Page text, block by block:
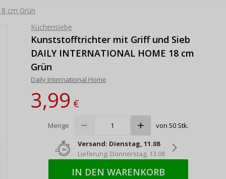
cm Grün
Küchensiebe
Kunststofftrichter mit Griff und Sieb
DAILY INTERNATIONAL HOME 18 cm
Grün
Daily International Home
3,99€
Menge von 50 Stk.
Versand: Dienstag, 11.08
Lieferung: Donnerstag, 13.08
IN DEN WARENKORB